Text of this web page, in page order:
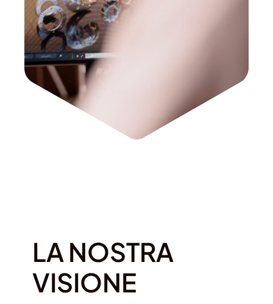
LA NOSTRA
VISIONE